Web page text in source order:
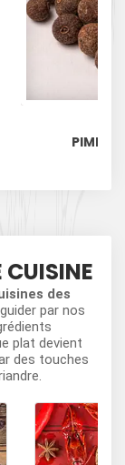
CUISINE
des
par nos
plat devient
des touches